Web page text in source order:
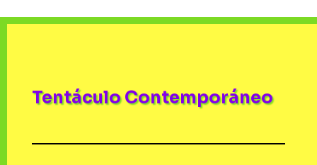
Tentáculo Contemporáneo